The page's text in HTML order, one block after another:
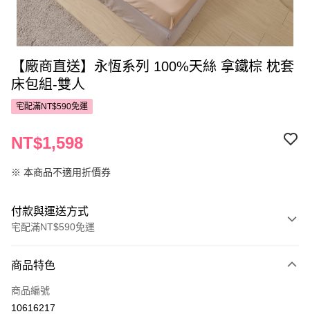
【廠商直送】永恆系列 100%天絲 拿鐵棕 枕套
床包組-雙人
宅配滿NT$590免運
NT$1,598
※ 本商品不適用折價券
付款與運送方式
宅配滿NT$590免運
POYA支付
信用卡一次付款
商品特色
商品編號
10616217